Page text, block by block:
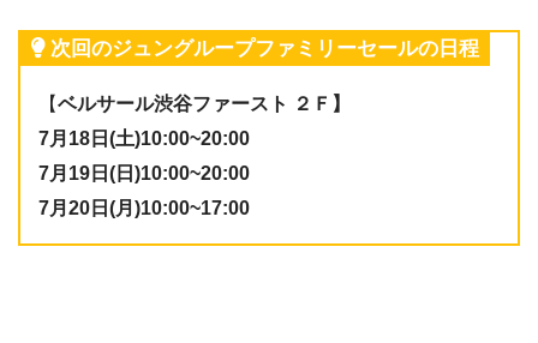
次回のジュングループファミリーセールの日程
【ベルサール渋谷ファースト ２Ｆ】
7月18日(土)10:00~20:00
7月19日(日)10:00~20:00
7月20日(月)10:00~17:00